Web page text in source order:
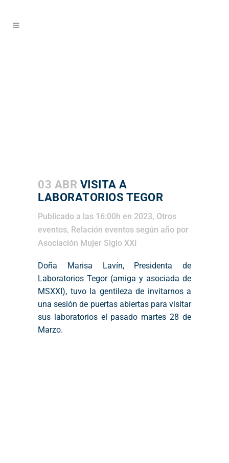
03 ABR VISITA A
LABORATORIOS TEGOR
Publicado a las 16:00h en 2023, Otros
eventos, Relación eventos según año por
Asociación Mujer Siglo XXI
Doña Marisa Lavín, Presidenta de
Laboratorios Tegor(amiga y asociada de
MSXXI), tuvo la gentileza de invitarnos a
una sesión de puertas abiertas para visitar
sus laboratorios el pasado martes 28 de
Marzo.